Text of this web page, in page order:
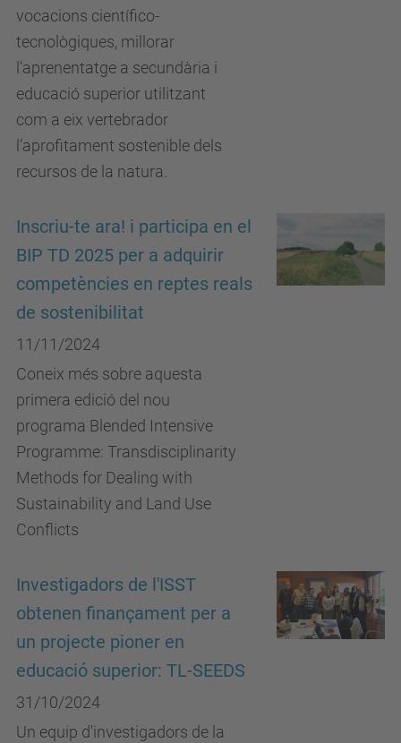
vocacions científico-
tecnològiques, millorar
l'aprenentatge a secundària i
educació superior utilitzant
com a eix vertebrador
l’aprofitament sostenible dels
recursos de la natura.
Inscriu-te ara! i participa en el
BIP TD 2025 per a adquirir
competències en reptes reals
de sostenibilitat
11/11/2024
Coneix més sobre aquesta
primera edició del nou
programa Blended Intensive
Programme: Transdisciplinarity
Methods for Dealing with
Sustainability and Land Use
Conflicts
Investigadors de l'ISST
obtenen finançament per a
un projecte pioner en
educació superior: TL-SEEDS
31/10/2024
Un equip d'investigadors de la